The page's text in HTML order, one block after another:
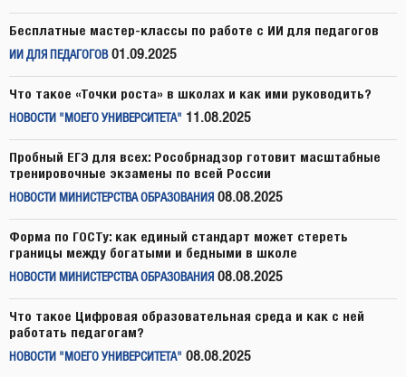
Бесплатные мастер-классы по работе с ИИ для педагогов
ИИ ДЛЯ ПЕДАГОГОВ 01.09.2025
Что такое «Точки роста» в школах и как ими руководить?
НОВОСТИ "МОЕГО УНИВЕРСИТЕТА" 11.08.2025
Пробный ЕГЭ для всех: Рособрнадзор готовит масштабные
тренировочные экзамены по всей России
НОВОСТИ МИНИСТЕРСТВА ОБРАЗОВАНИЯ 08.08.2025
Форма по ГОСТу: как единый стандарт может стереть
границы между богатыми и бедными в школе
НОВОСТИ МИНИСТЕРСТВА ОБРАЗОВАНИЯ 08.08.2025
Что такое Цифровая образовательная среда и как с ней
работать педагогам?
НОВОСТИ "МОЕГО УНИВЕРСИТЕТА" 08.08.2025